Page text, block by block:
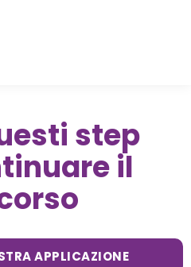
step
il
APPLICAZIONE